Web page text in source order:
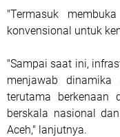
"Termasuk
konvensional untuk
"Sampai saat ini,
menjawab
terutama berkenaan
berskala nasional
Aceh," lanjutnya.